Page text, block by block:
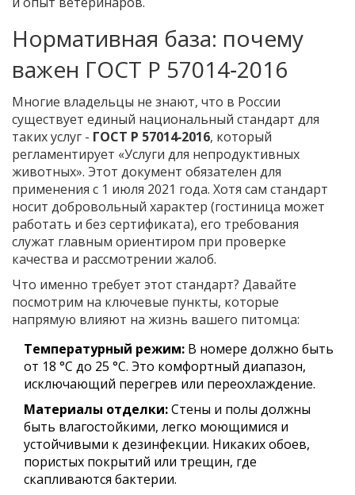
Нормативная база: почему
важен ГОСТ Р 57014‑2016
Многие владельцы не знают, что в России
существует единый национальный стандарт для
таких услуг - ГОСТ Р 57014‑2016, который
регламентирует «Услуги для непродуктивных
животных». Этот документ обязателен для
применения с 1 июля 2021 года. Хотя сам стандарт
носит добровольный характер (гостиница может
работать и без сертификата), его требования
служат главным ориентиром при проверке
качества и рассмотрении жалоб.
Что именно требует этот стандарт? Давайте
посмотрим на ключевые пункты, которые
напрямую влияют на жизнь вашего питомца:
Температурный режим: В номере должно быть
от 18 °C до 25 °C. Это комфортный диапазон,
исключающий перегрев или переохлаждение.
Материалы отделки:Стены и полы должны
быть влагостойкими, легко моющимися и
устойчивыми к дезинфекции. Никаких обоев,
пористых покрытий или трещин, где
скапливаются бактерии.